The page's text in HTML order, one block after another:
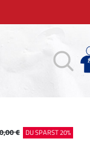
€ DU SPARST 20%